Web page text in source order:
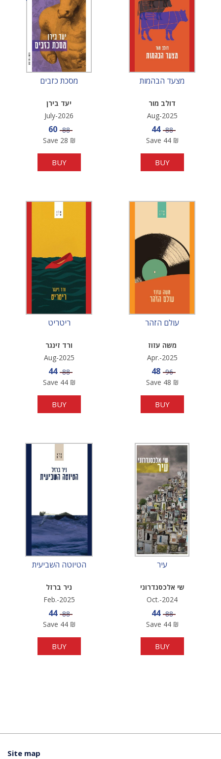
מסכת כזבים
יעד בירן
July-2026
Sale price
60 Price
88
Save 28 ₪
BUY
מצעד הבהמות
דולב מור
Aug-2025
Sale price
44 Price
88
Save 44₪
BUY
ריטריט
ורד זינגר
Aug-2025
Sale price
44 Price
88
Save 44₪
BUY
עולם הזהר
משה עזוז
Apr.-2025
Sale price
48 Price
96
Save 48 ₪
BUY
הטיוטה השביעית
ניר ברזל
Feb.-2025
Sale price
44 Price
88
Save 44₪
BUY
עיר
שי אלכסנדרוני
Oct.-2024
Sale price
44 Price
88
Save 44₪
BUY
Site map